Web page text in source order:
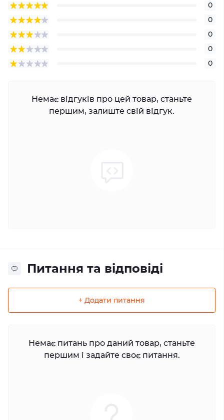
0
0
0
0
0
Немає відгуків про цей товар, станьте
першим, залиште свій відгук.
Питання та відповіді
+ Додати питання
Немає питань про даний товар, станьте
першим і задайте своє питання.